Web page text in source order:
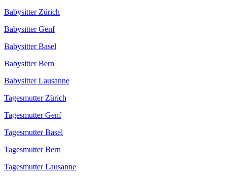
Babysitter Zürich
Babysitter Genf
Babysitter Basel
Babysitter Bern
Babysitter Lausanne
Tagesmutter Zürich
Tagesmutter Genf
Tagesmutter Basel
Tagesmutter Bern
Tagesmutter Lausanne